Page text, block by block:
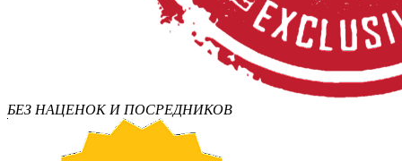
БЕЗ НАЦЕНОК И ПОСРЕДНИКОВ